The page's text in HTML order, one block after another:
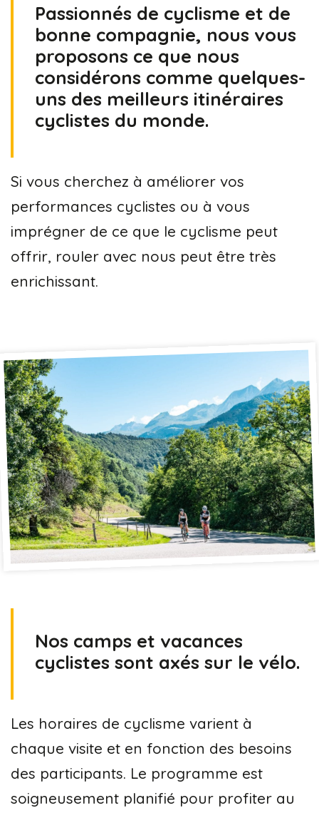
Passionnés de cyclisme et de
bonne compagnie, nous vous
proposons ce que nous
considérons comme quelques-
uns des meilleurs itinéraires
cyclistes du monde.
Si vous cherchez à améliorer vos
performances cyclistes ou à vous
imprégner de ce que le cyclisme peut
offrir, rouler avec nous peut être très
enrichissant.
Nos camps et vacances
cyclistes sont axés sur le vélo.
Les horaires de cyclisme varient à
chaque visite et en fonction des besoins
des participants. Le programme est
soigneusement planifié pour profiter au